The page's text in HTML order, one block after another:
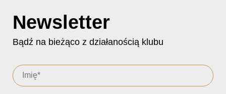
Newsletter
Bądź na bieżąco z działanością klubu